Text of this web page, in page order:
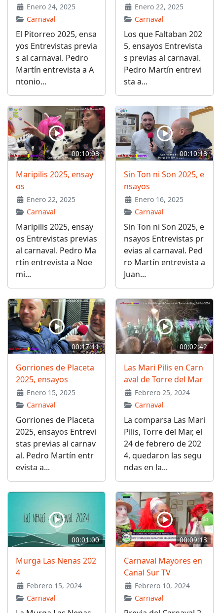
Enero 24, 2025
Carnaval
El Pitorreo 2025, ensa
yos Entrevistas previa
s al carnaval. Pedro
Martín entrevista a A
ntonio...
Enero 22, 2025
Carnaval
Los que Faltaban 202
5, ensayos Entrevista
s previas al carnaval.
Pedro Martín entrevi
sta a...
00:10:08
Maripilis 2025, ensay
os
Enero 22, 2025
Carnaval
Maripilis 2025, ensay
os Entrevistas previas
al carnaval. Pedro Ma
rtín entrevista a Noe
mi...
00:10:18
Sin Ton ni Son 2025, e
nsayos
Enero 16, 2025
Carnaval
Sin Ton ni Son 2025, e
nsayos Entrevistas pr
evias al carnaval. Ped
ro Martín entrevista a
Juan...
00:17:11
Gorriones de Placeta
2025, ensayos
Enero 15, 2025
Carnaval
Gorriones de Placeta
2025, ensayos Entrevi
stas previas al carnav
al. Pedro Martín entr
evista a...
00:02:42
Las Mari Pilis en Carn
aval de Torre del Mar
Febrero 25, 2024
Carnaval
La comparsa Las Mari
Pilis, Torre del Mar, el
24 de febrero de 202
4, quedaron las segu
ndas en la...
00:01:00
Murga Las Nenas 202
4
Febrero 15, 2024
Carnaval
00:09:13
Carnaval Mayores en
Canal Sur TV
Febrero 10, 2024
Carnaval